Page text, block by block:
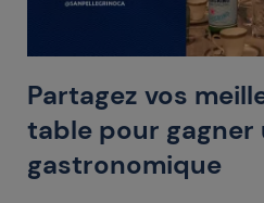
Partagez vos
table pour gagner
gastronomique